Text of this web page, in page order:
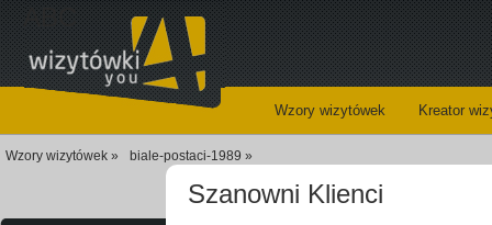
Wzory wizytówek Kreator
Wzory wizytówek » biale-postaci-1989 »
ABC
Szanowni Klienci